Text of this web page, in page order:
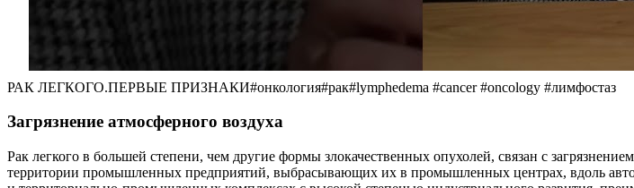
РАК ЛЕГКОГО.ПЕРВЫЕ ПРИЗНАКИ#онкология#рак#lymphedema #cancer #oncology #лимфостаз
Загрязнение атмосферного воздуха
Рак легкого в большей степени, чем другие формы злокачественных опухолей, связан с
территории промышленных предприятий, выбрасывающих их в промышленных центрах, вдоль